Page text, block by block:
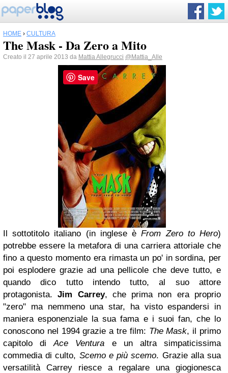
HOME › CULTURA
The Mask - Da Zero a Mito
Creato il 27 aprile 2013 da Mattia Allegrucci @Mattia_Alle
Il sottotitolo italiano (in inglese èFrom Zero to Hero)
potrebbe essere la metafora di una carriera attoriale che
fino a questo momento era rimasta un po' in sordina, per
poi esplodere grazie ad una pellicole che deve tutto, e
quando dico tutto intendo tutto, al suo attore
protagonista.Jim Carrey, che prima non era proprio
"zero" ma nemmeno una star, ha visto espandersi in
maniera esponenziale la sua fama e i suoi fan, che lo
conoscono nel 1994 grazie a tre film: The Mask, il primo
capitolo diAce Ventura e un altra simpaticissima
commedia di culto, Scemo e più scemo. Grazie alla sua
versatilità Carrey riesce a regalare una giogionesca
Save